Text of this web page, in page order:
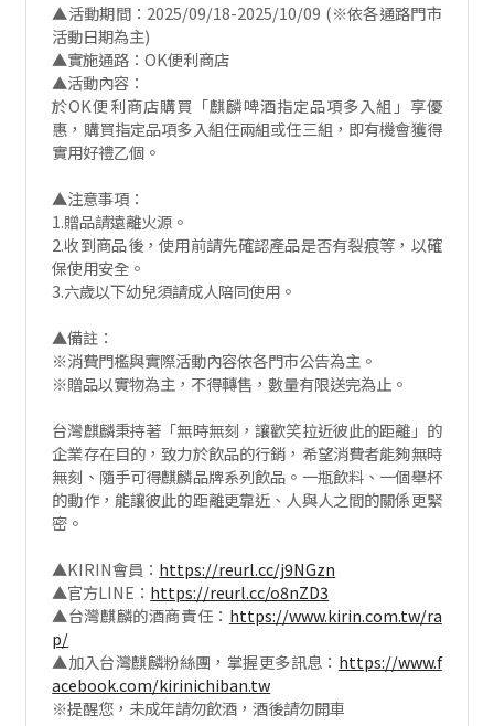
▲活動期間：2025/09/18-2025/10/09 (※依各通路門市
活動日期為主)
▲實施通路：OK便利商店
▲活動內容：
於OK便利商店購買「麒麟啤酒指定品項多入組」享優
惠，購買指定品項多入組任兩組或任三組，即有機會獲得
實用好禮乙個。
▲注意事項：
1.贈品請遠離火源。
2.收到商品後，使用前請先確認產品是否有裂痕等，以確
保使用安全。
3.六歲以下幼兒須請成人陪同使用。
▲備註：
※消費門檻與實際活動內容依各門市公告為主。
※贈品以實物為主，不得轉售，數量有限送完為止。
台灣麒麟秉持著「無時無刻，讓歡笑拉近彼此的距離」的
企業存在目的，致力於飲品的行銷，希望消費者能夠無時
無刻、隨手可得麒麟品牌系列飲品。一瓶飲料、一個舉杯
的動作，能讓彼此的距離更靠近、人與人之間的關係更緊
密。
▲KIRIN會員： https://reurl.cc/j9NGzn
▲官方LINE： https://reurl.cc/o8nZD3
▲台灣麒麟的酒商責任： https://www.kirin.com.tw/ra
p/
▲加入台灣麒麟粉絲團，掌握更多訊息： https://www.f
acebook.com/kirinichiban.tw
※提醒您，未成年請勿飲酒，酒後請勿開車